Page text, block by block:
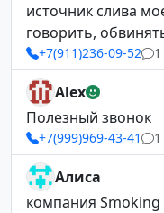
источник слива
говорить,
+7(911)236-09-52 1
Alex
Полезный звонок
+7(999)969-43-41 1
Алиса
компания Smoking